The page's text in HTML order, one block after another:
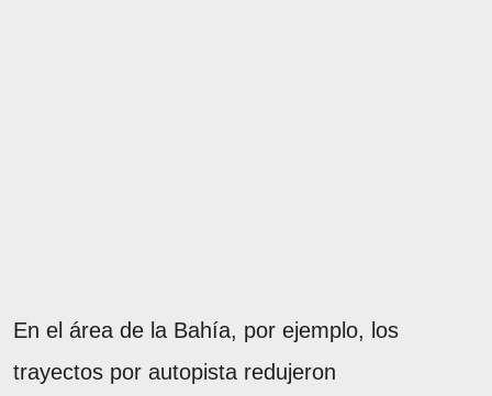
En el área de la Bahía, por ejemplo, los
trayectos por autopista redujeron